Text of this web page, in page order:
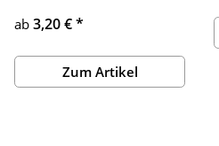
ab 3,20 €*
Zum Artikel